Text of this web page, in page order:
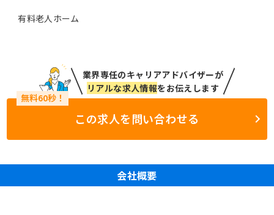
有料老人ホーム
業界専任のキャリアアドバイザーが
リアルな求人情報をお伝えします
この求人を問い合わせる
会社概要